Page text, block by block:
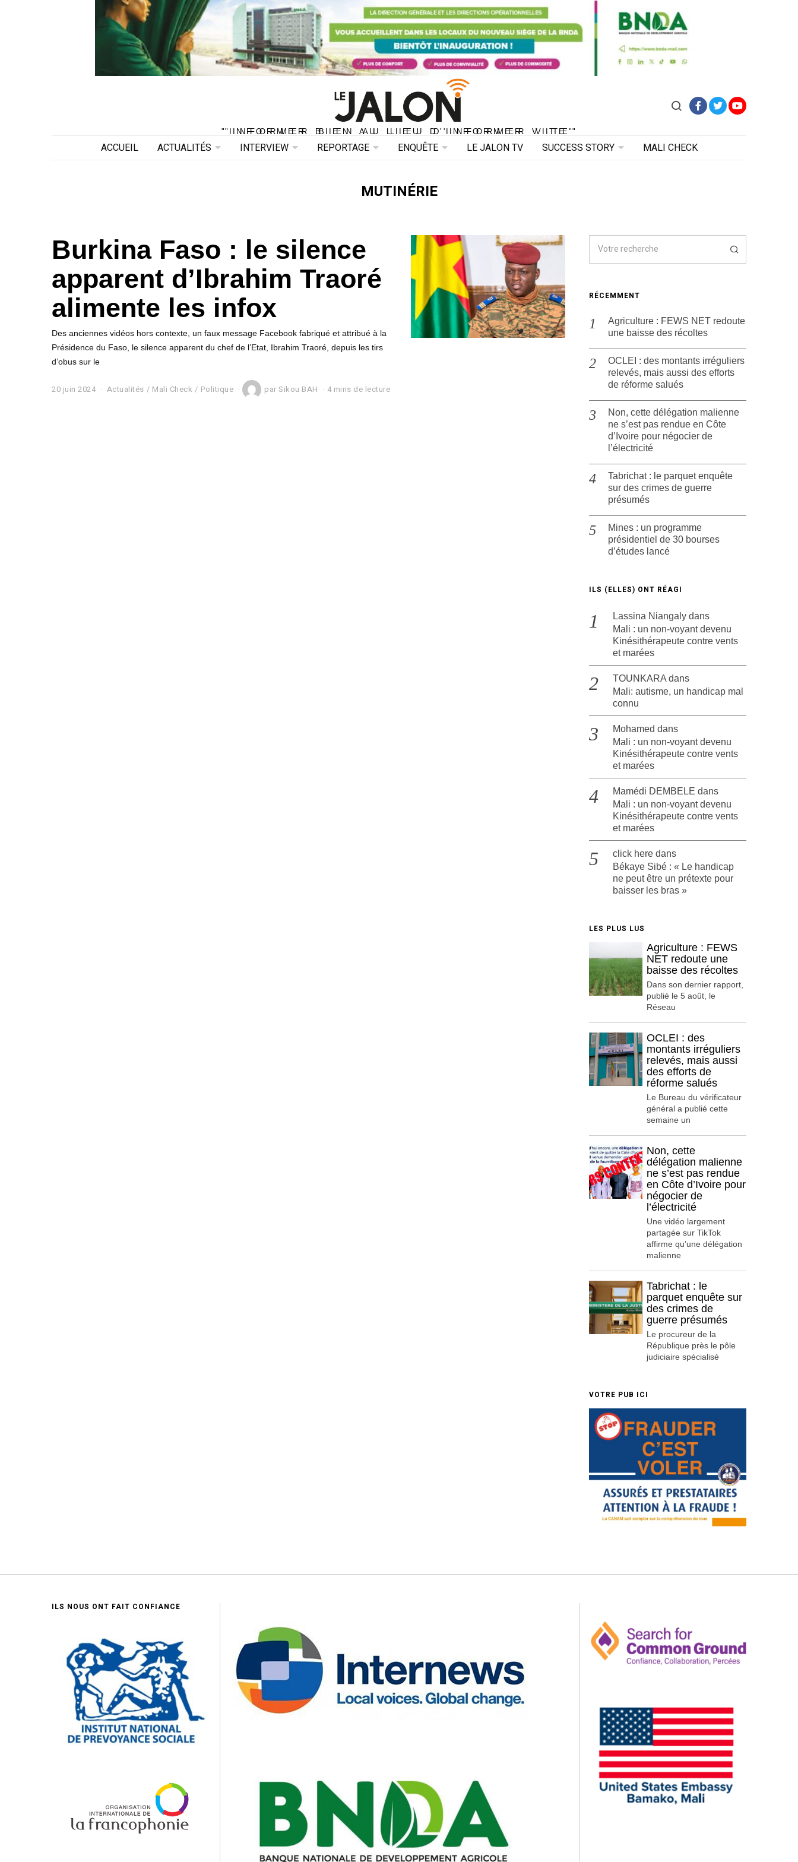
"INFORMER BIEN AU LIEU D'INFORMER VITE"
"INFORMER BIEN AU LIEU D'INFORMER VITE"
ACCUEIL ACTUALITÉS INTERVIEW REPORTAGE ENQUÊTE LE JALON TV SUCCESS STORY MALI CHECK
MUTINÉRIE
Burkina Faso : le silence
apparent d’Ibrahim Traoré
alimente les infox
Des anciennes vidéos hors contexte, un faux message Facebook fabriqué et attribué à la
Présidence du Faso, le silence apparent du chef de l’Etat, Ibrahim Traoré, depuis les tirs
d’obus sur le
20 juin 2024 Actualités / Mali Check / Politique par Sikou BAH 4 mins de lecture
RÉCEMMENT
Agriculture : FEWS NET redoute
une baisse des récoltes
OCLEI : des montants irréguliers
relevés, mais aussi des efforts
de réforme salués
Non, cette délégation malienne
ne s’est pas rendue en Côte
d’Ivoire pour négocier de
l’électricité
Tabrichat : le parquet enquête
sur des crimes de guerre
présumés
Mines : un programme
présidentiel de 30 bourses
d’études lancé
ILS (ELLES) ONT RÉAGI
Lassina Niangaly dans
Mali : un non-voyant devenu
Kinésithérapeute contre vents
et marées
TOUNKARA dans
Mali: autisme, un handicap mal
connu
Mohamed dans
Mali : un non-voyant devenu
Kinésithérapeute contre vents
et marées
Mamédi DEMBELE dans
Mali : un non-voyant devenu
Kinésithérapeute contre vents
et marées
click here dans
Békaye Sibé : « Le handicap
ne peut être un prétexte pour
baisser les bras »
LES PLUS LUS
Agriculture : FEWS
NET redoute une
baisse des récoltes
Dans son dernier rapport,
publié le 5 août, le
Réseau
OCLEI : des
montants irréguliers
relevés, mais aussi
des efforts de
réforme salués
Le Bureau du vérificateur
général a publié cette
semaine un
Non, cette
délégation malienne
ne s’est pas rendue
en Côte d’Ivoire pour
négocier de
l’électricité
Une vidéo largement
partagée sur TikTok
affirme qu’une délégation
malienne
Tabrichat : le
parquet enquête sur
des crimes de
guerre présumés
Le procureur de la
République près le pôle
judiciaire spécialisé
VOTRE PUB ICI
ILS NOUS ONT FAIT CONFIANCE